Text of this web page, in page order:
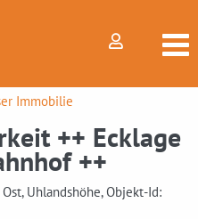
Immobilie
++ Ecklage
++
Uhlandshöhe, Objekt-Id: